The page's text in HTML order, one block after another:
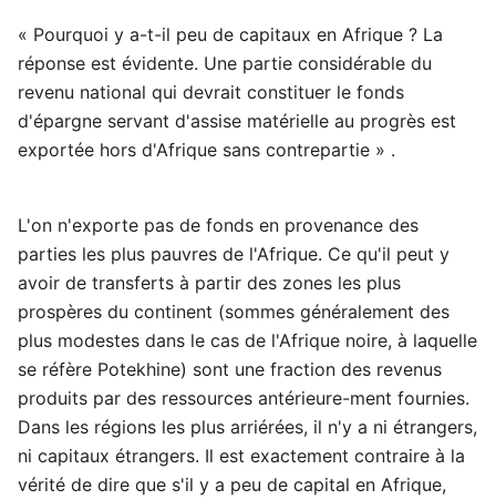
« Pourquoi y a-t-il peu de capitaux en Afrique ? La
réponse est évidente. Une partie considérable du
revenu national qui devrait constituer le fonds
d'épargne servant d'assise matérielle au progrès est
exportée hors d'Afrique sans contrepartie » .
L'on n'exporte pas de fonds en provenance des
parties les plus pauvres de l'Afrique. Ce qu'il peut y
avoir de transferts à partir des zones les plus
prospères du continent (sommes généralement des
plus modestes dans le cas de l'Afrique noire, à laquelle
se réfère Potekhine) sont une fraction des revenus
produits par des ressources antérieure-ment fournies.
Dans les régions les plus arriérées, il n'y a ni étrangers,
ni capitaux étrangers. Il est exactement contraire à la
vérité de dire que s'il y a peu de capital en Afrique,